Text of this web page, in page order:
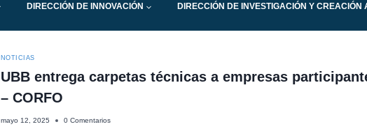
DIRECCIÓN DE INNOVACIÓN DIRECCIÓN DE INVESTIGACIÓN Y CREACIÓN
NOTICIAS
UBB entrega carpetas técnicas a empresas
– CORFO
mayo 12, 2025 0 Comentarios